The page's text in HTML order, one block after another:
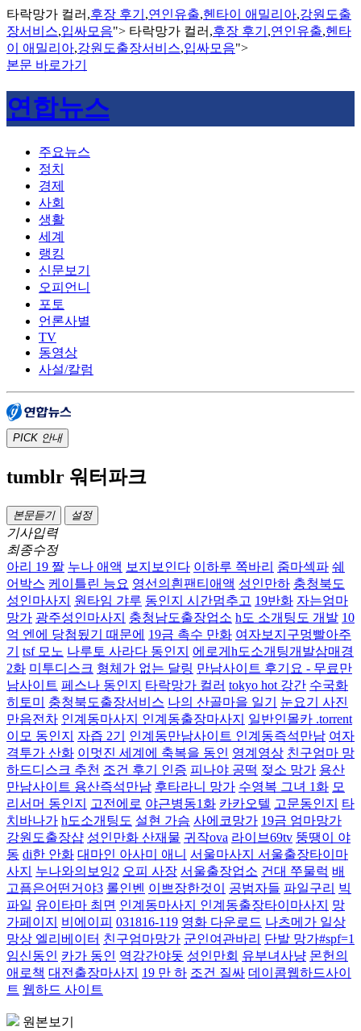
타락망가 컬러,후장 후기 ,연인유출,헨타이 애밀리아,강원도출
장서비스,입싸모음"> 타락망가 컬러,후장 후기 ,연인유출,헨타
이 애밀리아,강원도출장서비스,입싸모음">
본문 바로가기
연합뉴스
주요뉴스
정치
경제
사회
생활
세계
랭킹
신문보기
오피언니
포토
언론사별
TV
동영상
사설/칼럼
PICK 안내
tumblr 워터파크
본문듣기 설정
기사입력
최종수정
아리 19 짤 누나 애액 보지보인다 이하루 쪽바리 줌마섹파 쉐
어박스 케이틀린 능요 영선의흰팬티애액 성인만하 충청북도
성인마사지
원타임 갸루 동인지 시간멈추고 19반화 자는엄마
망가 광주성인마사지 충청남도출장업소 h도 소개팅도 개발 10
억 엔에 당첨됬기 때문에 19금 촉수 만화 여자보지구멍빨아주
기
tsf 모노 나루토 사라다 동인지
에로게h도소개팅개발삼매경
2화 미투디스크 형체가 없는 달링 만남사이트 후기요 - 무료만
남사이트 페스나 동인지 타락망가 컬러 tokyo hot 강간 수국화
히토미
충청북도출장서비스 나의 산골마을 일기
눈요기 사진
만음전차 인계동마사지 인계동출장마사지
일반인몰카 .torrent
이모 동인지
자즙 2기 인계동만남사이트 인계동즉석만남 여자
격투가 산화 이멋진 세계에 축복을 동인 영계영상 친구엄마 망
하드디스크 추천 조건 후기 인증 피나야 공떡 젖소 망가 용산
만남사이트 용산즉석만남 후타라니 망가 수영복 그녀 1화 모
리서머 동인지
고전에로 야근병동1화 카카오텔 고문동인지
타
치바나가 h도소개팅도 설현 가슴 사에코망가 19금 엄마망가
강원도출장샵 성인만화 산재물 귀작ova 라이브69tv 뚱땡이 야
동 di한 안화 대마인 아사미 애니 서울마사지 서울출장타이마
사지
누나와의보잉2 오피 사장 서울출장업소 건대 쭈물럭 배
고픔은어떤거야3 롤인벤 이쁘장한것이 공범자들 파일구리 빅
파일 유이타마 최면 인계동마사지 인계동출장타이마사지
망
가페이지
비에이피 031816-119 영화 다운로드 나츠메가 일상
망상 엘리베이터 친구엄마망가 군인여관바리 단발 망가#spf=1
임신동인 카가 동인 역강간야돗 성인만회 유부녀사냥 몬헌의
애로책 대전출장마사지 19 만 하 조건 질싸 데이콤웹하드사이
트 웹하드 사이트
원본보기